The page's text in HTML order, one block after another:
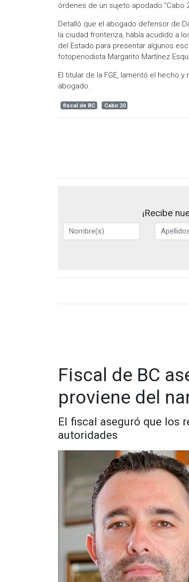
órdenes de un sujeto apodado "Cabo
Detalló que el abogado defensor de
la ciudad fronteriza, había acudido a
del Estado para presentar algunos
fotoperiodista Margarito Martínez
El titular de la FGE, lamentó el hecho
abogado.
fiscal de BC Cabo 20
¡Recibe
Fiscal de BC
proviene del
El fiscal aseguró que los
autoridades